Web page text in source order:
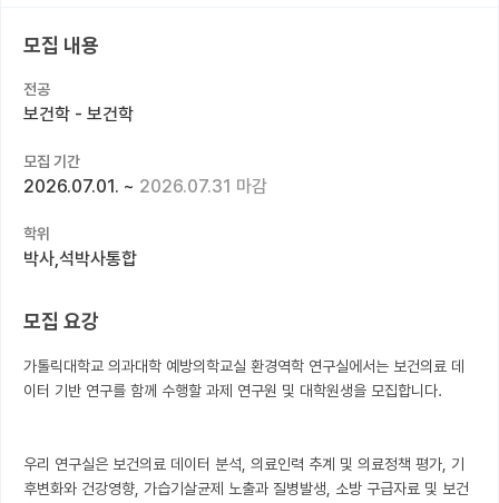
전공별 모집 정보
국내대학원 정보
연구실&오픈랩
커리어
반도체 아카데미
모집 내용
전공
보건학 - 보건학
모집 기간
2026.07.01. ~ 2026.07.31 마감
학위
박사,석박사통합
모집 요강
가톨릭대학교 의과대학 예방의학교실 환경역학 연구실에서는 보건의료 데
이터 기반 연구를 함께 수행할 과제 연구원 및 대학원생을 모집합니다.
우리 연구실은 보건의료 데이터 분석, 의료인력 추계 및 의료정책 평가, 기
후변화와 건강영향, 가습기살균제 노출과 질병발생, 소방 구급자료 및 보건